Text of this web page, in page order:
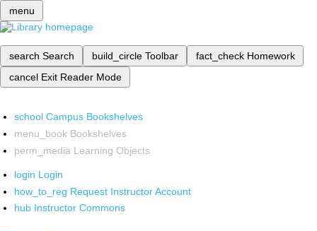
menu
search Search build_circle Toolbar fact_check Homework
cancel Exit Reader Mode
school Campus Bookshelves
menu_book Bookshelves
perm_media Learning Objects
login Login
how_to_reg Request Instructor Account
hub Instructor Commons